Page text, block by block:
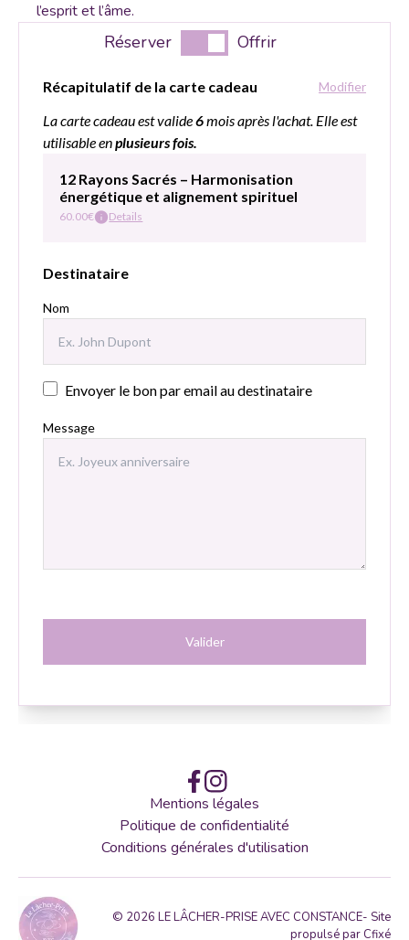
Réserver Offrir
l’esprit et l’âme.
Mentions légales
Politique de confidentialité
Conditions générales d'utilisation
© 2026 LE LÂCHER-PRISE AVEC CONSTANCE- Site
propulsé par Cfixé